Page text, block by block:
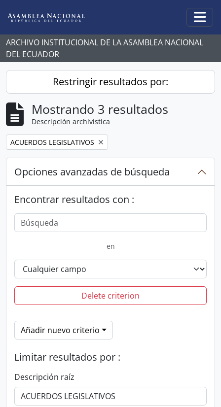
ARCHIVO INSTITUCIONAL DE LA ASAMBLEA NACIONAL
DEL ECUADOR
Restringir resultados por:
Mostrando 3 resultados
Descripción archivística
Remove filter:
ACUERDOS LEGISLATIVOS
Opciones avanzadas de búsqueda
Encontrar resultados con :
en
Delete criterion
Añadir nuevo criterio
Limitar resultados por :
Descripción raíz